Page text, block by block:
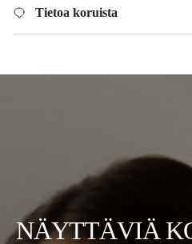
Tietoa koruista
NÄYTTÄVIÄ